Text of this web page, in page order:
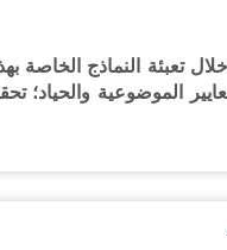
النماذج الخاصة
الموضوعية والحياد؛